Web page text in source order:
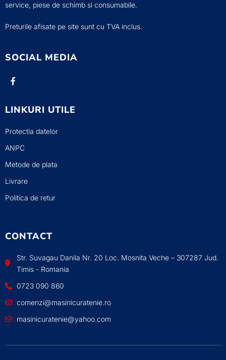
service, piese de schimb si consumabile.
Preturile afisate pe site sunt cu TVA inclus.
SOCIAL MEDIA
LINKURI UTILE
Protectia datelor
ANPC
Metode de plata
Livrare
Politica de retur
CONTACT
Str. Suvagau Danila Nr. 20 Loc. Mosnita Veche – 307287 Jud.
Timis - Romania
0723 090 860
comenzi@masinicuratenie.ro
masinicuratenie@yahoo.com